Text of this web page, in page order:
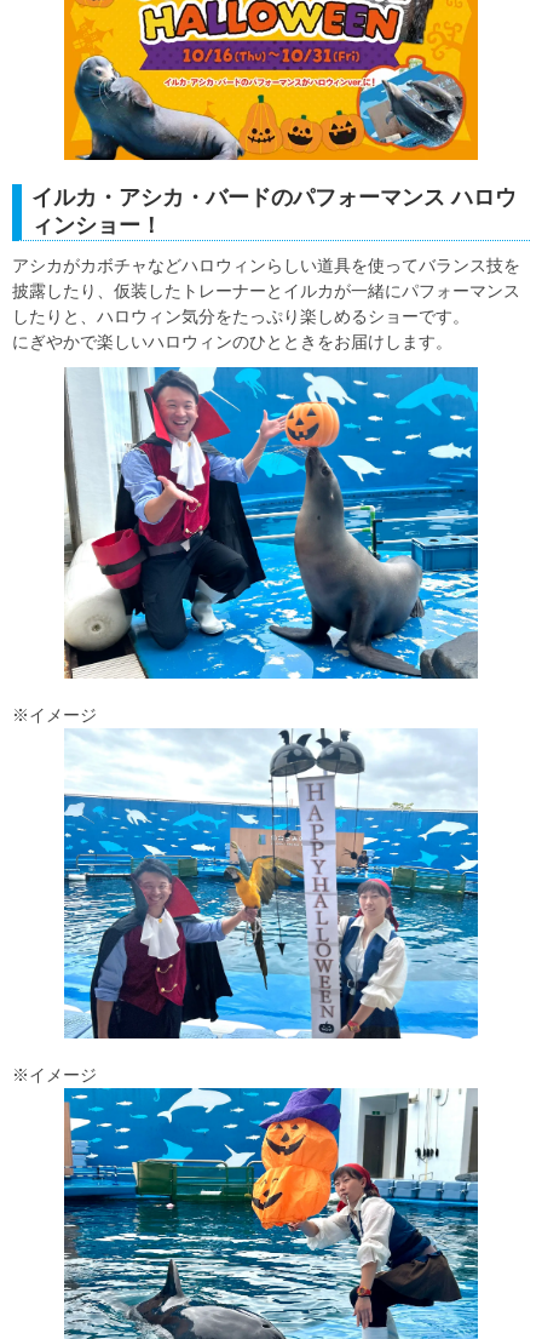
イルカ・アシカ・バードのパフォーマンス ハロウ
ィンショー！
アシカがカボチャなどハロウィンらしい道具を使ってバランス技を
披露したり、仮装したトレーナーとイルカが一緒にパフォーマンス
したりと、ハロウィン気分をたっぷり楽しめるショーです。
にぎやかで楽しいハロウィンのひとときをお届けします。
※イメージ
※イメージ